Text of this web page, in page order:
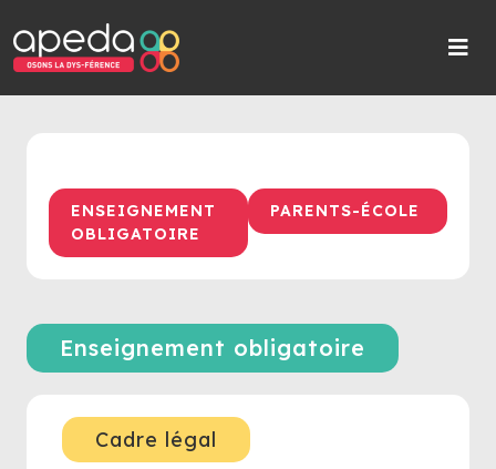
ENSEIGNEMENT
OBLIGATOIRE
PARENTS-ÉCOLE
Enseignement obligatoire
Cadre légal